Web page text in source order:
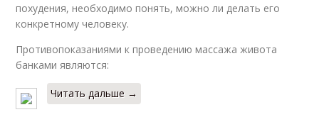
похудения, необходимо понять, можно ли делать его
конкретному человеку.
Противопоказаниями к проведению массажа живота
банками являются:
Читать дальше →